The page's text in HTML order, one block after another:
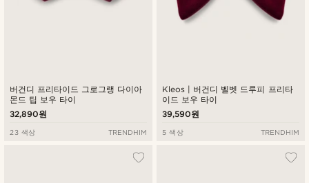
버건디 프리타이드 그로그랭 다이아
몬드 팁 보우 타이
32,890원
23 색상 TRENDHIM
Kleos | 버건디 벨벳 드루피 프리타
이드 보우 타이
39,590원
5 색상 TRENDHIM